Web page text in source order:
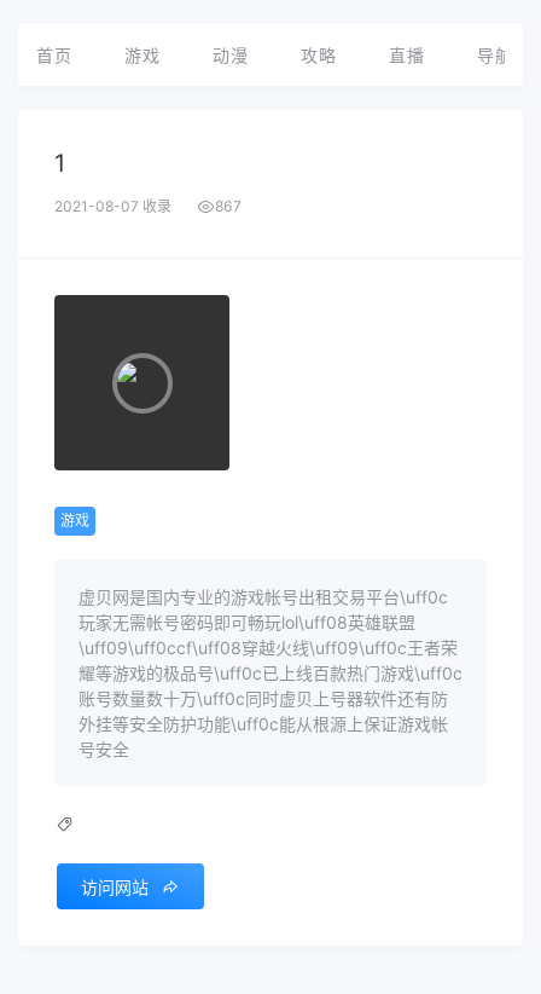
首页 游戏 动漫 攻略 直播 导航
1
2021-08-07 收录 867
游戏
虚贝网是国内专业的游戏帐号出租交易平台\uff0c
玩家无需帐号密码即可畅玩lol\uff08英雄联盟
\uff09\uff0ccf\uff08穿越火线\uff09\uff0c王者荣
耀等游戏的极品号\uff0c已上线百款热门游戏\uff0c
账号数量数十万\uff0c同时虚贝上号器软件还有防
外挂等安全防护功能\uff0c能从根源上保证游戏帐
号安全
访问网站